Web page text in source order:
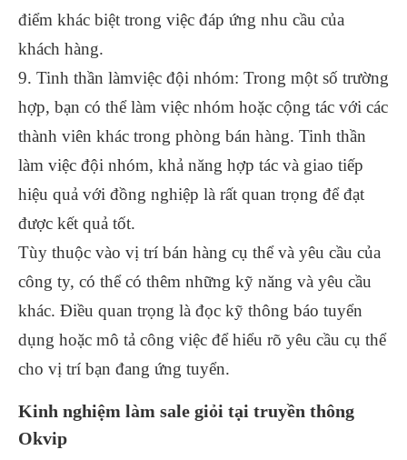
điểm khác biệt trong việc đáp ứng nhu cầu của
khách hàng.
9. Tinh thần làmviệc đội nhóm: Trong một số trường
hợp, bạn có thể làm việc nhóm hoặc cộng tác với các
thành viên khác trong phòng bán hàng. Tinh thần
làm việc đội nhóm, khả năng hợp tác và giao tiếp
hiệu quả với đồng nghiệp là rất quan trọng để đạt
được kết quả tốt.
Tùy thuộc vào vị trí bán hàng cụ thể và yêu cầu của
công ty, có thể có thêm những kỹ năng và yêu cầu
khác. Điều quan trọng là đọc kỹ thông báo tuyển
dụng hoặc mô tả công việc để hiểu rõ yêu cầu cụ thể
cho vị trí bạn đang ứng tuyển.
Kinh nghiệm làm sale giỏi tại truyền thông
Okvip